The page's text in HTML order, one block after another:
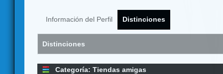
Información del Perfil Distinciones
Distinciones
Categoría: Tiendas amigas